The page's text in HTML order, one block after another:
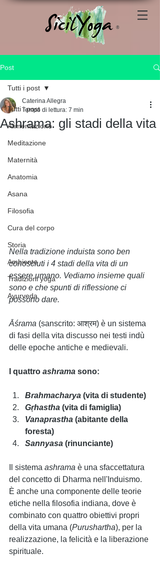
®
Post
Tutti i post
Alimentazione
Meditazione
Maternità
Anatomia
Asana
Filosofia
Cura del corpo
Storia
Ambiente
Tradizioni yoga
Ayurveda
Tutti i post
Ashrama: gli stadi della vita
Caterina Allegra
Tempo di lettura: 7 min
Nella tradizione induista sono ben
conosciuti i 4 stadi della vita di un
essere umano. Vediamo insieme quali
sono e che spunti di riflessione ci
possono dare.
Āśrama (sanscrito: आश्रम) è un sistema
di fasi della vita discusso nei testi indù
delle epoche antiche e medievali.
I quattro ashrama sono:
Brahmacharya (vita di studente)
Gṛhastha (vita di famiglia)
Vanaprastha (abitante della
foresta)
Sannyasa (rinunciante)
Il sistema ashrama è una sfaccettatura
del concetto di Dharma nell'Induismo.
È anche una componente delle teorie
etiche nella filosofia indiana, dove è
combinato con quattro obiettivi propri
della vita umana (Purushartha), per la
realizzazione, la felicità e la liberazione
spirituale.